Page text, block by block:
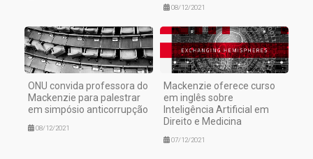
08/12/2021
ONU convida professora do
Mackenzie para palestrar
em simpósio anticorrupção
08/12/2021
Mackenzie oferece curso
em inglês sobre
Inteligência Artificial em
Direito e Medicina
07/12/2021